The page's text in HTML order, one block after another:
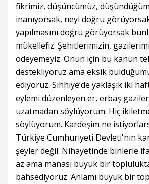
fikrimiz, düşüncümüz,
inanıyorsak, neyi doğru
yapılmasını doğru görüyorsak
mükellefiz. Şehitlerimizin,
ödeyemeyiz. Onun için bu kanun
destekliyoruz ama eksik
ediyoruz. Sıhhıye’de yaklaşık iki
eylemi düzenleyen er, erbaş
uzatmadan söylüyorum. Hiç
söylüyorum. Kardeşim ne
Türkiye Cumhuriyeti Devleti'nin
şeyler değil. Nihayetinde binlerle
az ama manası büyük bir
bahsediyoruz. Anlamı büyük bir